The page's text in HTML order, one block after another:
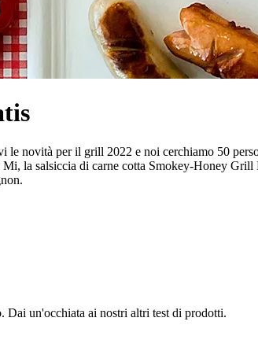
novità per il grill 2022 e noi cerchiamo 50
la salsiccia di carne cotta Smokey-Honey
Dai un'occhiata ai nostri altri test di prodotti.